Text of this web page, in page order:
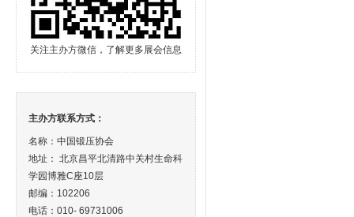
关注主办方微信，了解更多展会信息
主办方联系方式：
名称：中国锻压协会
地址： 北京昌平北清路中关村生命科
学园博雅C座10层
邮编：102206
电话：010- 69731006